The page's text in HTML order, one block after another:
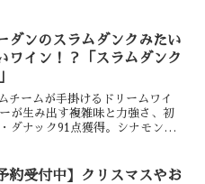
ダンのスラムダンクみたい
ワイン！？「スラムダンク
チームが手掛けるドリームワイ
が生み出す複雑味と力強さ、初
ダナック91点獲得。シナモンや
約受付中】クリスマスやお